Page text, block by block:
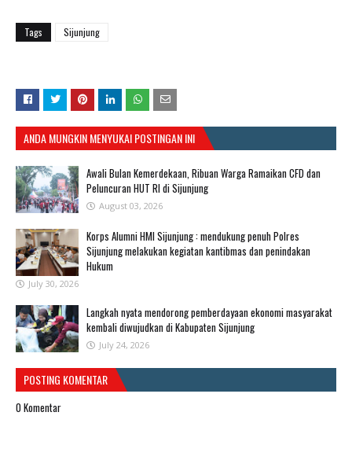
Tags Sijunjung
ANDA MUNGKIN MENYUKAI POSTINGAN INI
Awali Bulan Kemerdekaan, Ribuan Warga Ramaikan CFD dan
Peluncuran HUT RI di Sijunjung
August 03, 2026
Korps Alumni HMI Sijunjung : mendukung penuh Polres
Sijunjung melakukan kegiatan kantibmas dan penindakan
Hukum
July 30, 2026
Langkah nyata mendorong pemberdayaan ekonomi masyarakat
kembali diwujudkan di Kabupaten Sijunjung
July 24, 2026
POSTING KOMENTAR
0 Komentar